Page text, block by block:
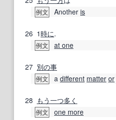
例文 Another is
26 1時に.
例文 at one
27 別の事
例文 a different matter or
28 もう一つ多く
例文 one more